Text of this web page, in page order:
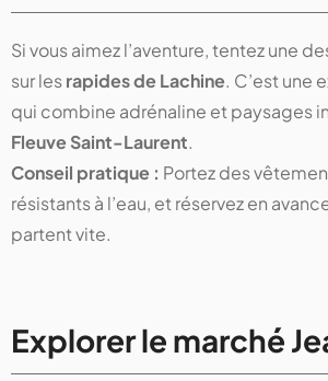
Si vous aimez l’aventure, tentez une
sur lesrapides de Lachine. C’est une
qui combine adrénaline et paysages
Fleuve Saint-Laurent.
Conseil pratique : Portez des
résistants à l’eau, et réservez en
partent vite.
Explorer le marché